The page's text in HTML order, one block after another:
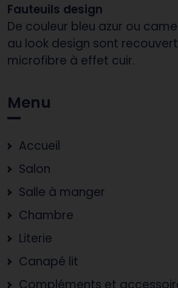
Fauteuils design
De couleur bleu azur ou
au look design sont
microfibre à effet cuir.
Menu
Accueil
Salon
Salle à manger
Chambre
Literie
Canapé lit
Compléments et